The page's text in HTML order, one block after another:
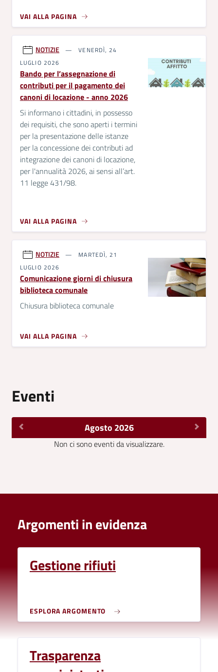
VAI ALLA PAGINA
NOTIZIE
VENERDÌ, 24
LUGLIO 2026
Bando per l’assegnazione di
contributi per il pagamento dei
canoni di locazione - anno 2026
Si informano i cittadini, in possesso
dei requisiti, che sono aperti i termini
per la presentazione delle istanze
per la concessione dei contributi ad
integrazione dei canoni di locazione,
per l'annualità 2026, ai sensi all’art.
11 legge 431/98.
VAI ALLA PAGINA
NOTIZIE
MARTEDÌ, 21
LUGLIO 2026
Comunicazione giorni di chiusura
biblioteca comunale
Chiusura biblioteca comunale
VAI ALLA PAGINA
Eventi
Agosto 2026
Non ci sono eventi da visualizzare.
Argomenti in evidenza
Gestione rifiuti
ESPLORA ARGOMENTO
Trasparenza